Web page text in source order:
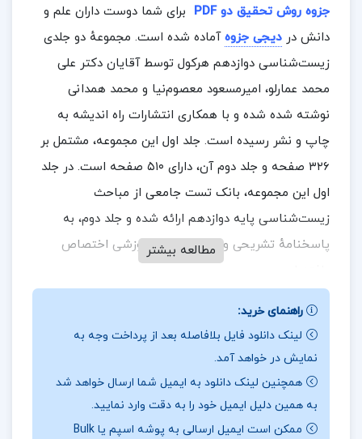
جزوه روش تحقیق دو PDF
برای شما دوست داران علم و
دانش در دیجی جزوهآماده شده است. مجموعهٔ دو جلدی
زیست‌شناسی دوازدهم هرکول توسط آقایان دکتر علی
محمد عمارلو، امیرمسعود معصوم‌نیا و محمد همدانی
نوشته شده شده و با همکاری انتشارات راه اندیشه به
چاپ و نشر رسیده است. جلد اول این مجموعه، مشتمل بر
۳۲۶ صفحه و جلد دوم آن، دارای ۵۱۰ صفحه است. در جلد
اول این مجموعه، بانک تست جامعی از مباحث
زیست‌شناسی پایه دوازدهم ارائه شده و جلد دوم، به
پاسخنامهٔ تشریحی و باکس نکات آموزشی اختصاص
در بخشی از جزوه روش تحقیق دو
طرح روی جلد کتاب زیست‌شناسی دوازدهم هرکول،
تصویری از یک فرد عظیم‌الجثه است که خود را با قلم و
مداد، مسلح کرده است. این طرح، به این موضوع اشاره دارد
مطالعه بیشتر
راهنمای خرید:
لینک دانلود فایل بلافاصله بعد از پرداخت وجه به
نمایش در خواهد آمد.
همچنین لینک دانلود به ایمیل شما ارسال خواهد شد
به همین دلیل ایمیل خود را به دقت وارد نمایید.
ممکن است ایمیل ارسالی به پوشه اسپم یا Bulk